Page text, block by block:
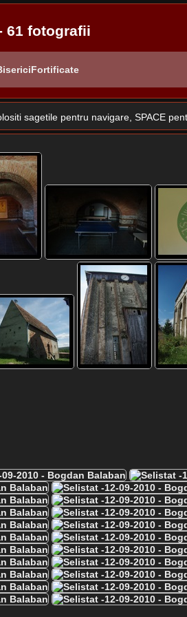
61 fotografii
sagetile pentru navigare, SPACE